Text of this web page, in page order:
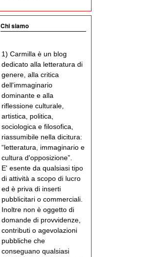
Chi siamo
1) Carmilla è un blog
dedicato alla letteratura di
genere, alla critica
dell'immaginario
dominante e alla
riflessione culturale,
artistica, politica,
sociologica e filosofica,
riassumibile nella dicitura:
“letteratura, immaginario e
cultura d'opposizione”.
E' esente da qualsiasi tipo
di attività a scopo di lucro
ed è priva di inserti
pubblicitari o commerciali.
Inoltre non è oggetto di
domande di provvidenze,
contributi o agevolazioni
pubbliche che
conseguano qualsiasi